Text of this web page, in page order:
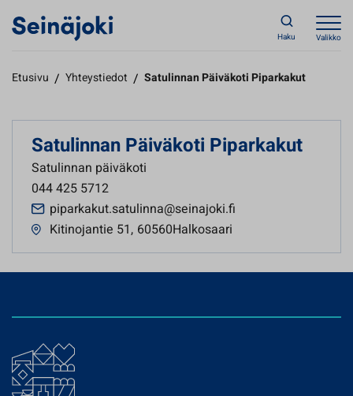
Haku Valikko
Etusivu / Yhteystiedot / Satulinnan Päiväkoti Piparkakut
Satulinnan Päiväkoti Piparkakut
Satulinnan päiväkoti
044 425 5712
piparkakut.satulinna@seinajoki.fi
Kitinojantie 51, 60560Halkosaari